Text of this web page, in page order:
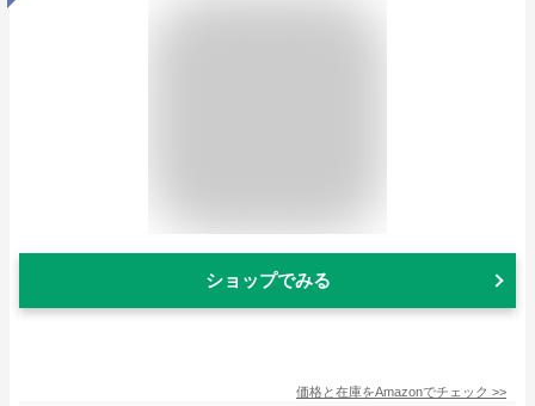
ショップでみる
価格と在庫をAmazonでチェック >>